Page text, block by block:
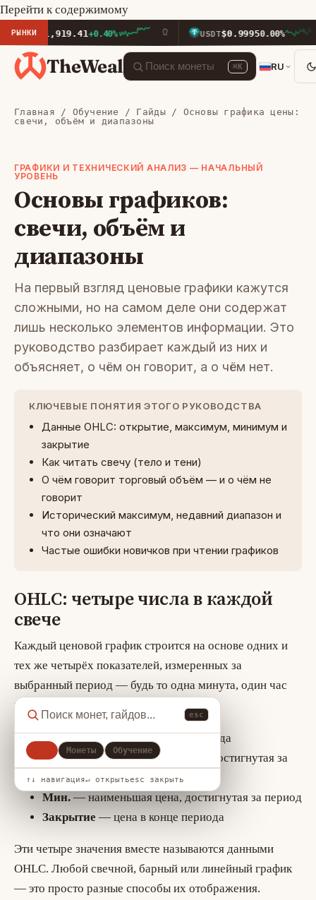
Перейти к содержимому
РЫНКИ
$1,919.41 +0.40% USDT $0.99950.00%
TheWeal ⌘K RU
esc
Монеты Обучение
↑↓ навигация↵ открытьesc закрыть
Главная / Обучение / Гайды/ Основы графика цены:
свечи, объём и диапазоны
ГРАФИКИ И ТЕХНИЧЕСКИЙ АНАЛИЗ — НАЧАЛЬНЫЙ
УРОВЕНЬ
Основы графиков:
свечи, объём и
диапазоны
На первый взгляд ценовые графики кажутся
сложными, но на самом деле они содержат
лишь несколько элементов информации. Это
руководство разбирает каждый из них и
объясняет, о чём он говорит, а о чём нет.
КЛЮЧЕВЫЕ ПОНЯТИЯ ЭТОГО РУКОВОДСТВА
Данные OHLC: открытие, максимум, минимум и
закрытие
Как читать свечу (тело и тени)
О чём говорит торговый объём — и о чём не
говорит
Исторический максимум, недавний диапазон и
что они означают
Частые ошибки новичков при чтении графиков
OHLC: четыре числа в каждой
свече
Каждый ценовой график строится на основе одних и
тех же четырёх показателей, измеренных за
выбранный период — будь то одна минута, один час
или один день:
Открытие— цена в начале периода
Максимум— наивысшая цена, достигнутая за
период
Мин. — наименьшая цена, достигнутая за период
Закрытие — цена в конце периода
Эти четыре значения вместе называются данными
OHLC. Любой свечной, барный или линейный график
— это просто разные способы их отображения.